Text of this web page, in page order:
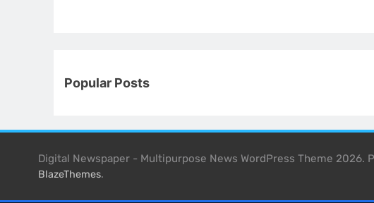
Popular Posts
Digital Newspaper - Multipurpose News WordPress Theme 2026.
BlazeThemes.